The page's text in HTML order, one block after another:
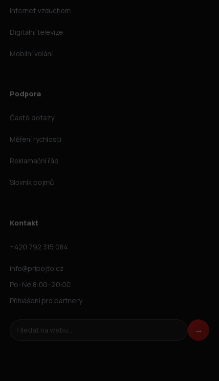
Internet vzduchem
Digitální televize
Mobilní volání
Podpora
Časté dotazy
Měření rychlosti
Reklamační řád
Slovník pojmů
Kontakt
+420 792 315 084
info@pripojto.cz
Po–Ne 8:00–20:00
Přihlášení pro partnery
Hledat na webu →